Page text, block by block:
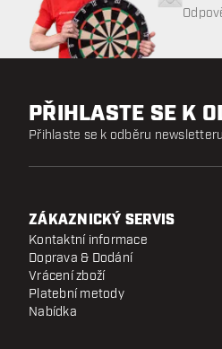
PŘIHLASTE SE K
Přihlaste se k odběru
ZÁKAZNICKÝ SERVIS
Kontaktní informace
Doprava & Dodání
Vrácení zboží
Platební metody
Nabídka